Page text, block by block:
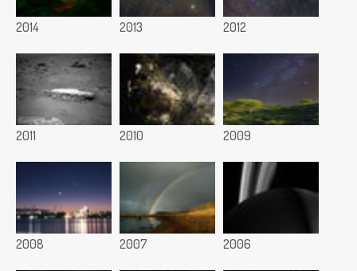
2014 2013 2012
2011 2010 2009
2008 2007 2006